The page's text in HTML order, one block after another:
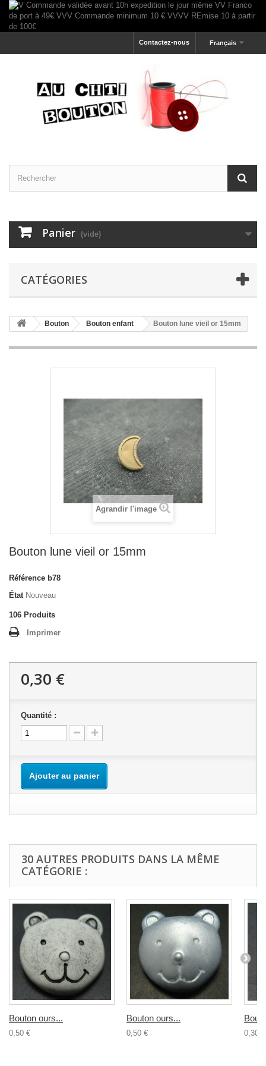
Français
Contactez-nous
Panier (vide)
CATÉGORIES
Bouton Bouton enfant Bouton lune vieil or 15mm
Agrandir l'image
Bouton lune vieil or 15mm
Référence b78
État Nouveau
106 Produits
Imprimer
0,30 €
Quantité :
Ajouter au panier
30 AUTRES PRODUITS DANS LA MÊME
CATÉGORIE :
Bouton ours...
0,50 €
Bouton ours...
0,50 € 0,30 €